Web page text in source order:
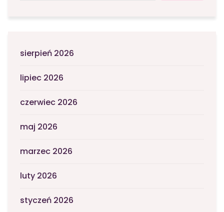
sierpień 2026
lipiec 2026
czerwiec 2026
maj 2026
marzec 2026
luty 2026
styczeń 2026